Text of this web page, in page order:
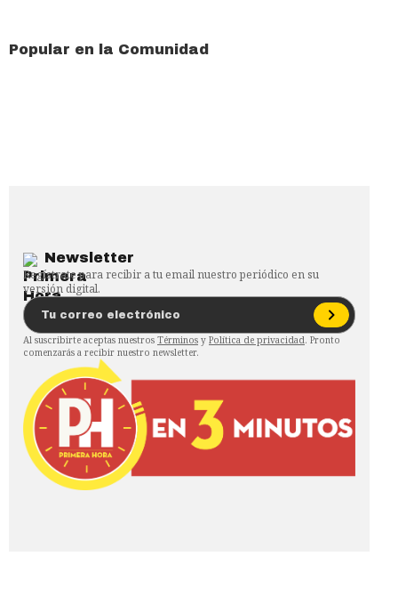
Popular en la Comunidad
Newsletter
Regístrate para recibir a tu email nuestro periódico en su
versión digital.
Al suscribirte aceptas nuestros Términos y Política de privacidad. Pronto
comenzarás a recibir nuestro newsletter.